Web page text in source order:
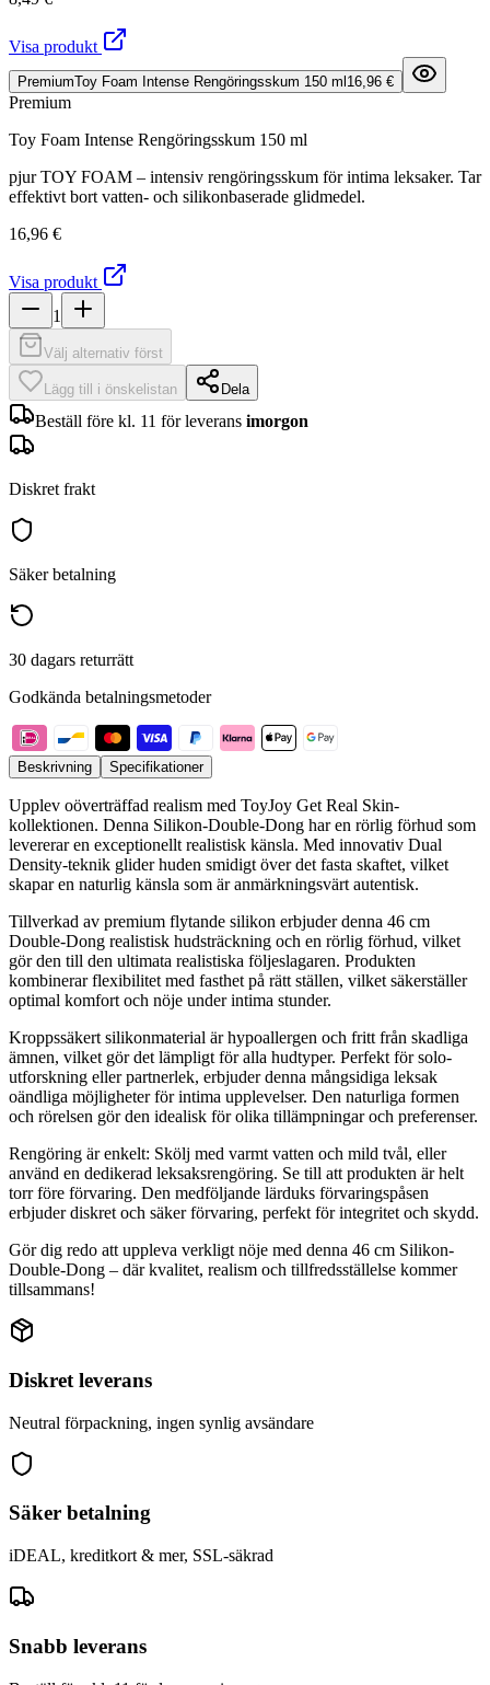
Visa produkt
PremiumToy Foam Intense Rengöringsskum 150 ml 16,96 €
Premium
Toy Foam Intense Rengöringsskum 150 ml
pjur TOY FOAM – intensiv rengöringsskum för intima leksaker. Tar
effektivt bort vatten- och silikonbaserade glidmedel.
16,96 €
Visa produkt
1
Välj alternativ först
Lägg till i önskelistan Dela
Beställ före kl. 11 för leverans imorgon
Diskret frakt
Säker betalning
30 dagars returrätt
Godkända betalningsmetoder
Beskrivning Specifikationer
Upplev oöverträffad realism med ToyJoy Get Real Skin-
kollektionen. Denna Silikon-Double-Dong har en rörlig förhud som
levererar en exceptionellt realistisk känsla. Med innovativ Dual
Density-teknik glider huden smidigt över det fasta skaftet, vilket
skapar en naturlig känsla som är anmärkningsvärt autentisk.
Tillverkad av premium flytande silikon erbjuder denna 46 cm
Double-Dong realistisk hudsträckning och en rörlig förhud, vilket
gör den till den ultimata realistiska följeslagaren. Produkten
kombinerar flexibilitet med fasthet på rätt ställen, vilket säkerställer
optimal komfort och nöje under intima stunder.
Kroppssäkert silikonmaterial är hypoallergen och fritt från skadliga
ämnen, vilket gör det lämpligt för alla hudtyper. Perfekt för solo-
utforskning eller partnerlek, erbjuder denna mångsidiga leksak
oändliga möjligheter för intima upplevelser. Den naturliga formen
och rörelsen gör den idealisk för olika tillämpningar och preferenser.
Rengöring är enkelt: Skölj med varmt vatten och mild tvål, eller
använd en dedikerad leksaksrengöring. Se till att produkten är helt
torr före förvaring. Den medföljande lärduks förvaringspåsen
erbjuder diskret och säker förvaring, perfekt för integritet och skydd.
Gör dig redo att uppleva verkligt nöje med denna 46 cm Silikon-
Double-Dong – där kvalitet, realism och tillfredsställelse kommer
tillsammans!
Diskret leverans
Neutral förpackning, ingen synlig avsändare
Säker betalning
iDEAL, kreditkort & mer, SSL-säkrad
Snabb leverans